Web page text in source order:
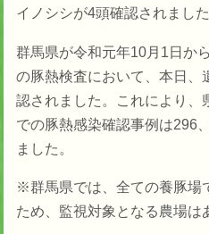
イノシシが4頭確認されました
群馬県が令和元年10月1日か
の豚熱検査において、本日、
認されました。これにより、
での豚熱感染確認事例は296
ました。
※群馬県では、全ての養豚場
ため、監視対象となる農場は